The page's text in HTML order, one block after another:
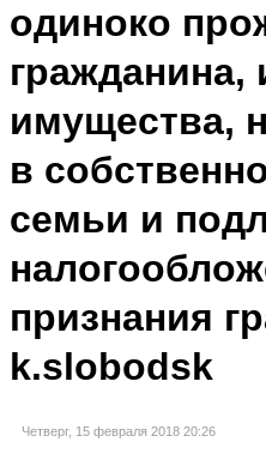
одиноко
гражданина,
имущества,
в
семьи и
признания
k.slobodsk
Четверг, 15 февраля 2018 20:26